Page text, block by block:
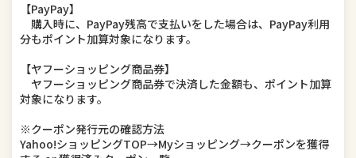
【PayPay】
購入時に、PayPay残高で支払いをした場合は、PayPay利用
分もポイント加算対象になります。
【ヤフーショッピング商品券】
ヤフーショッピング商品券で決済した金額も、ポイント加算
対象になります。
※クーポン発行元の確認方法
Yahoo!ショッピングTOP→Myショッピング→クーポンを獲得